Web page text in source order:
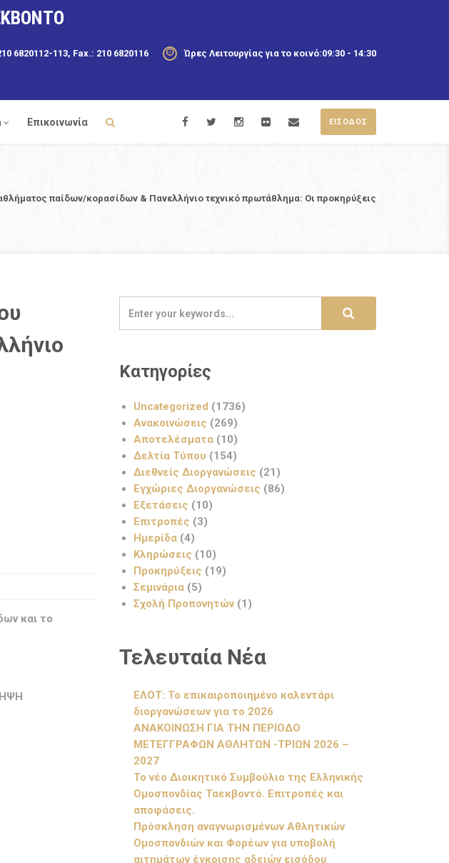
6820112-113, Fax.: 210 6820116 Ώρες Λειτουργίας για το κοινό:09:30 - 14:30
ΕΙΣΟΔΟΣ
Επικοινωνία
παίδων/κορασίδων & Πανελλήνιο τεχνικό πρωτάθλημα: Οι προκηρύξεις
και το
Κατηγορίες
Uncategorized (1736)
Ανακοινώσεις (269)
Αποτελέσματα (10)
Δελτία Τύπου (154)
Διεθνείς Διοργανώσεις (21)
Εγχώριες Διοργανώσεις (86)
Εξετάσεις (10)
Επιτροπές (3)
Ημερίδα (4)
Κληρώσεις (10)
Προκηρύξεις (19)
Σεμινάρια (5)
Σχολή Προπονητών (1)
Τελευταία Νέα
ΕΛΟΤ: Το επικαιροποιημένο καλεντάρι
διοργανώσεων για το 2026
ΑΝΑΚΟΙΝΩΣΗ ΓΙΑ ΤΗΝ ΠΕΡΙΟΔΟ
ΜΕΤΕΓΓΡΑΦΩΝ ΑΘΛΗΤΩΝ -ΤΡΙΩΝ 2026 –
2027
Το νέο Διοικητικό Συμβούλιο της Ελληνικής
Ομοσπονδίας Ταεκβοντό. Επιτροπές και
αποφάσεις.
Πρόσκληση αναγνωρισμένων Αθλητικών
Ομοσπονδιών και Φορέων για υποβολή
αιτημάτων έγκρισης αδειών εισόδου